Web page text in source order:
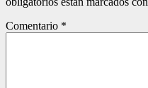
Comentario *